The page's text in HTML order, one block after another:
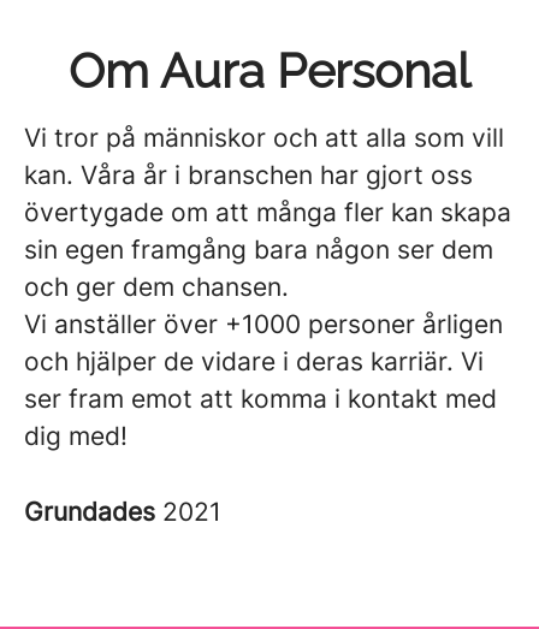
Om Aura Personal
Vi tror på människor och att alla som vill
kan. Våra år i branschen har gjort oss
övertygade om att många fler kan skapa
sin egen framgång bara någon ser dem
och ger dem chansen.
Vi anställer över +1000 personer årligen
och hjälper de vidare i deras karriär. Vi
ser fram emot att komma i kontakt med
dig med!
Grundades 2021